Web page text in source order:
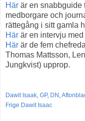
Här är en snabbguide
medborgare och
rättegång i sitt gamla
Här är en intervju
Här är de fem
Thomas Mattsson,
Jungkvist) upprop.
Dawit Isaak, GP, DN ,
Frige Dawit Isaac